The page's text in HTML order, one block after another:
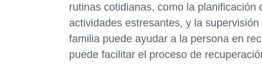
rutinas cotidianas, como la
actividades estresantes, y la
familia puede ayudar a la persona en
puede facilitar el proceso de